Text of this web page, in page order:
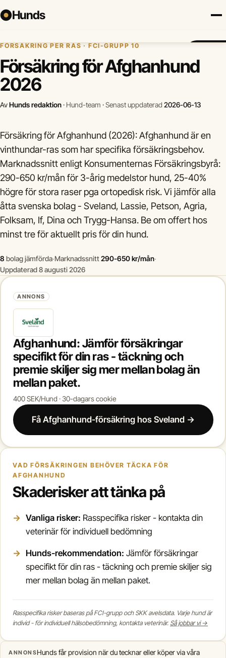
Hunds
Försäkring Hundraser Lokalt Valp
FÖRSÄKRING PER RAS · FCI-GRUPP 10
Försäkring för Afghanhund
2026
AvHunds redaktion· Hund-team ·Senast uppdaterad 2026-06-13
Försäkring för Afghanhund (2026): Afghanhund är en
vinthundar-ras som har specifika försäkringsbehov.
Marknadssnitt enligt Konsumenternas Försäkringsbyrå:
290-650 kr/mån för 3-årig medelstor hund, 25-40%
högre för stora raser pga ortopedisk risk. Vi jämför alla
åtta svenska bolag - Sveland, Lassie, Petson, Agria,
Folksam, If, Dina och Trygg-Hansa. Be om offert hos
minst tre för aktuellt pris för din hund.
8 bolag jämförda·Marknadssnitt290-650 kr/mån·
Uppdaterad 8 augusti 2026
ANNONS
Afghanhund: Jämför försäkringar
specifikt för din ras - täckning och
premie skiljer sig mer mellan bolag än
mellan paket.
400 SEK/Hund · 30-dagars cookie
Få Afghanhund-försäkring hos Sveland →
VAD FÖRSÄKRINGEN BEHÖVER TÄCKA FÖR
AFGHANHUND
Skaderisker att tänka på
Vanliga risker: Rasspecifika risker - kontakta din
veterinär för individuell bedömning
Hunds-rekommendation: Jämför försäkringar
specifikt för din ras - täckning och premie skiljer sig
mer mellan bolag än mellan paket.
Rasspecifika risker baseras på FCI-grupp och SKK avelsdata. Varje hund är
individ - för individuell hälsobedömning, kontakta veterinär. Så jobbar vi →
ANNONSHunds får provision när du tecknar eller köper via våra